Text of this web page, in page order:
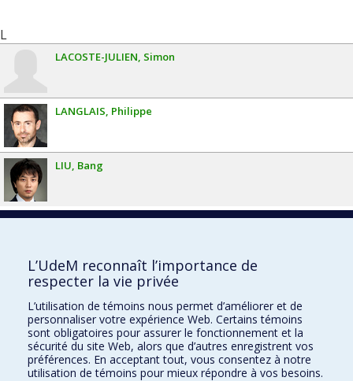
L
LACOSTE-JULIEN Simon
LANGLAIS Philippe
LIU Bang
MAJOR François
MASSON Damien
MIGNOTTE Max
L’UdeM reconnaît l’importance de
respecter la vie privée
L’utilisation de témoins nous permet d’améliorer et de
personnaliser votre expérience Web. Certains témoins
sont obligatoires pour assurer le fonctionnement et la
sécurité du site Web, alors que d’autres enregistrent vos
préférences. En acceptant tout, vous consentez à notre
utilisation de témoins pour mieux répondre à vos besoins.